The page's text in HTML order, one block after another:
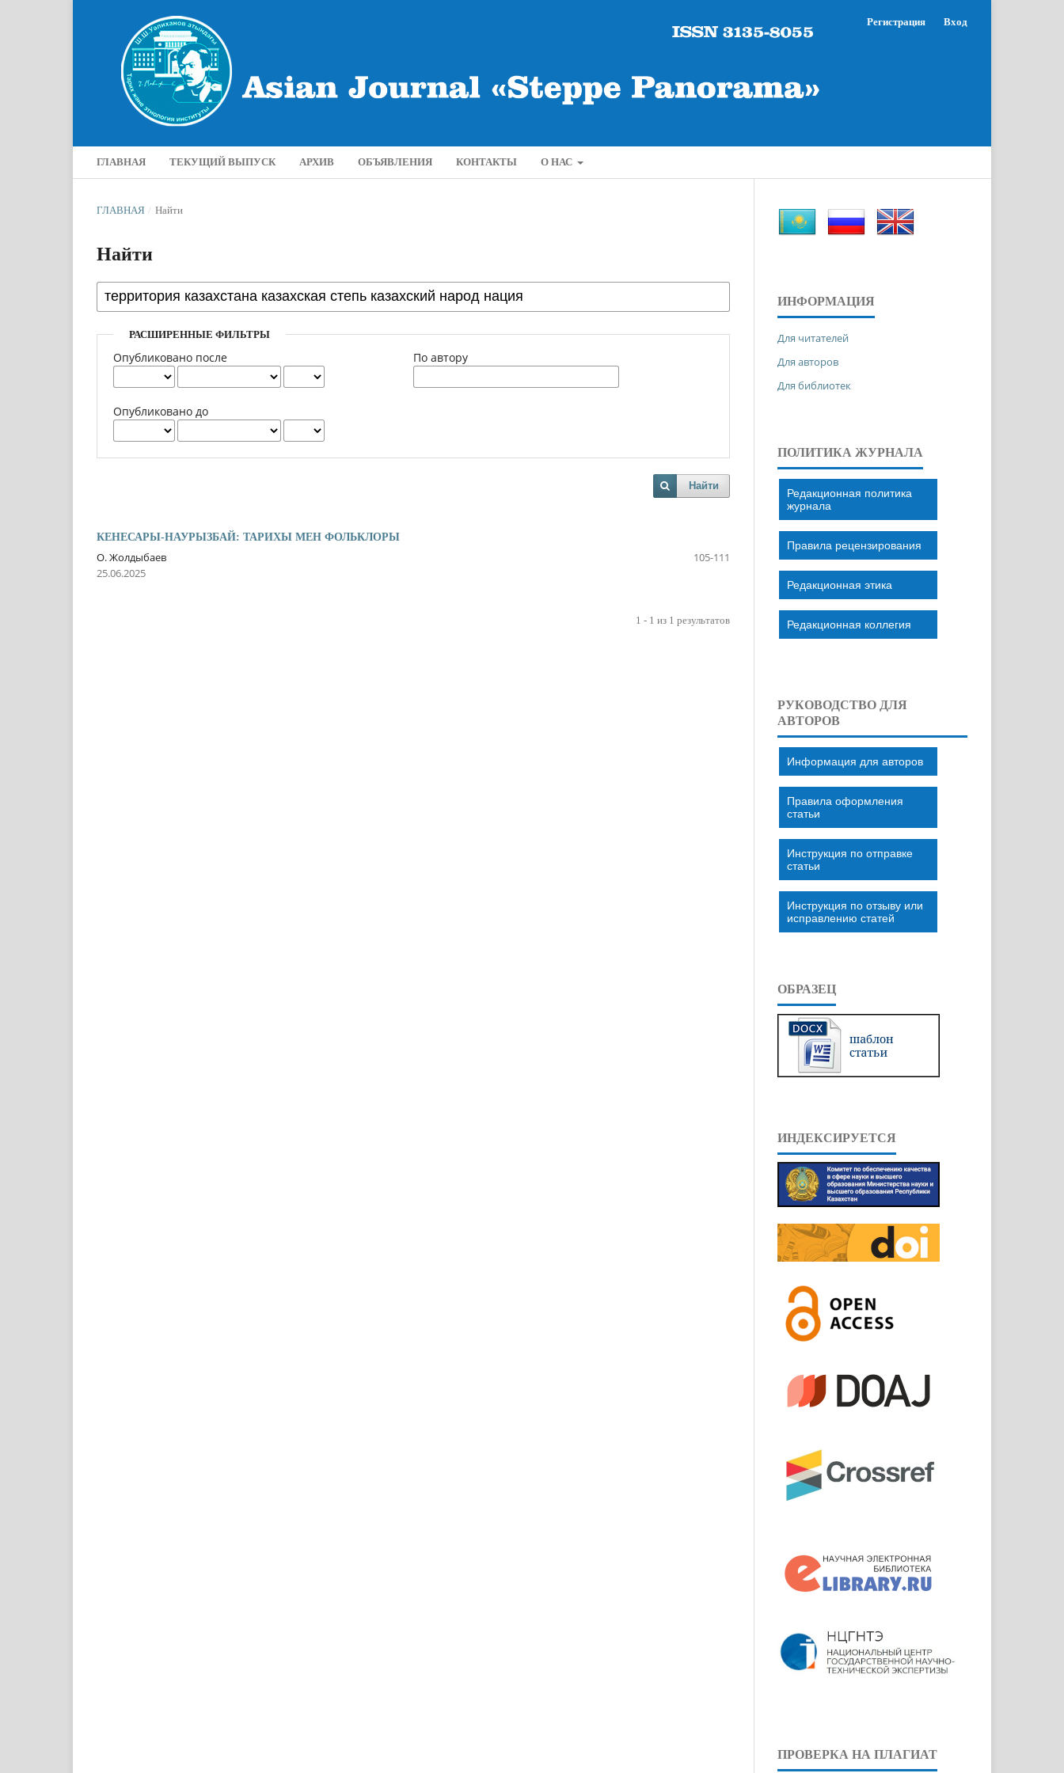
ГЛАВНАЯ ТЕКУЩИЙ ВЫПУСК АРХИВ ОБЪЯВЛЕНИЯ КОНТАКТЫ О НАС
Регистрация Вход
ГЛАВНАЯ / Найти
Найти
РАСШИРЕННЫЕ ФИЛЬТРЫ
Опубликовано после
Опубликовано до
По автору
Найти
КЕНЕСАРЫ-НАУРЫЗБАЙ: ТАРИХЫ МЕН ФОЛЬКЛОРЫ
О. Жолдыбаев
105-111
25.06.2025
1 - 1 из 1 результатов
ИНФОРМАЦИЯ
Для читателей
Для авторов
Для библиотек
ПОЛИТИКА ЖУРНАЛА
Редакционная политика
журнала
Правила рецензирования
Редакционная этика
Редакционная коллегия
РУКОВОДСТВО ДЛЯ
АВТОРОВ
Информация для авторов
Правила оформления
статьи
Инструкция по отправке
статьи
Инструкция по отзыву или
исправлению статей
ОБРАЗЕЦ
ИНДЕКСИРУЕТСЯ
ПРОВЕРКА НА ПЛАГИАТ